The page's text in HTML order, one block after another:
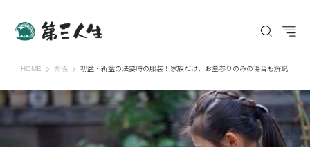
HOME 第三人生 〜寄り道の歩き方〜
葬儀 初盆・新盆の法要時の服装！家族だけ、お墓参りのみの場合も解説